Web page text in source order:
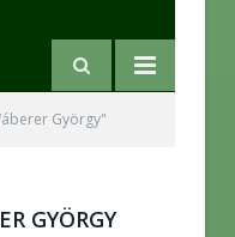
György"
GYÖRGY